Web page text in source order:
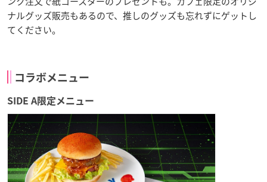
ナルグッズ販売もあるので、推しのグッズも忘れずにゲットし
てください。
コラボメニュー
SIDE A限定メニュー